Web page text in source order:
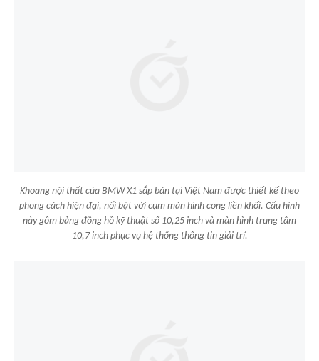
Khoang nội thất của BMW X1 sắp bán tại Việt Nam được thiết kế theo
phong cách hiện đại, nổi bật với cụm màn hình cong liền khối. Cấu hình
này gồm bảng đồng hồ kỹ thuật số 10,25 inch và màn hình trung tâm
10,7 inch phục vụ hệ thống thông tin giải trí.